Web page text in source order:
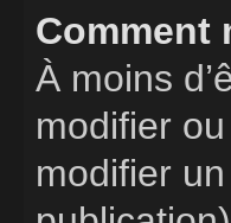
Comment
À moins
modifier
modifier